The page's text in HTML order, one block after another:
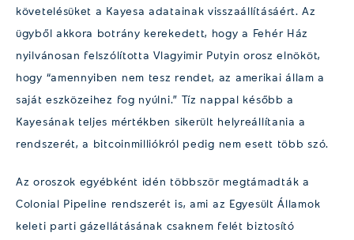
követelésüket a Kayesa adatainak visszaállításáért. Az
ügyből akkora botrány kerekedett, hogy a Fehér Ház
nyilvánosan felszólította Vlagyimir Putyin orosz elnököt,
hogy “amennyiben nem tesz rendet, az amerikai állam a
saját eszközeihez fog nyúlni.” Tíz nappal később a
Kayesának teljes mértékben sikerült helyreállítania a
rendszerét, a bitcoinmilliókról pedig nem esett több szó.
Az oroszok egyébként idén többször megtámadták a
Colonial Pipeline rendszerét is, ami az Egyesült Államok
keleti parti gázellátásának csaknem felét biztosító